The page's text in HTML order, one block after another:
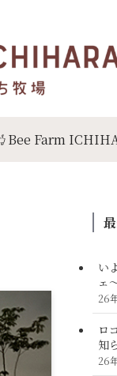
Bee Farm
い
ェ
26
ロ
知
26